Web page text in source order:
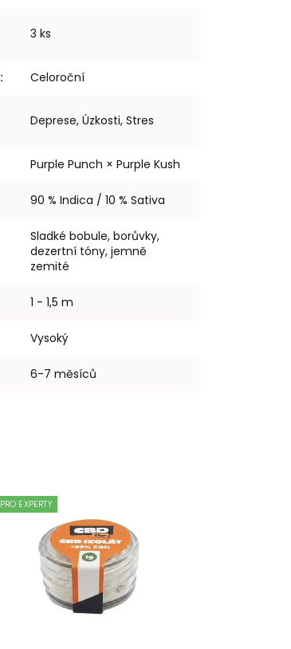
3 ks
: Celoroční
Deprese, Úzkosti, Stres
Purple Punch × Purple Kush
90 % Indica / 10 % Sativa
Sladké bobule, borůvky,
dezertní tóny, jemně
zemité
1 - 1,5 m
Vysoký
6-7 měsíců
PRO EXPERTY